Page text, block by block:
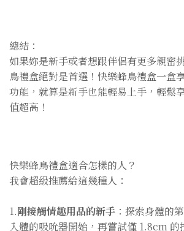
總結：
如果妳是新手或者想跟伴侶有更多親密
鳥禮盒絕對是首選！快樂蜂鳥禮盒一盒
功能，就算是新手也能輕易上手，輕鬆
值超高！
快樂蜂鳥禮盒適合怎樣的人？
我會超級推薦給這幾種人：
1.剛接觸情趣用品的新手 ：探索身體的
入體的吸吮器開始，再嘗試僅 1.8cm 的